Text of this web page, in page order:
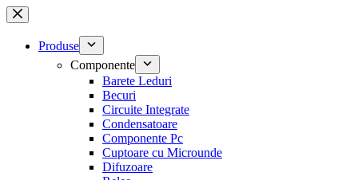
Sari
la
conținutProduse
Componente
Barete Leduri
Becuri
Circuite Integrate
Condensatoare
Componente Pc
Cuptoare cu Microunde
Difuzoare